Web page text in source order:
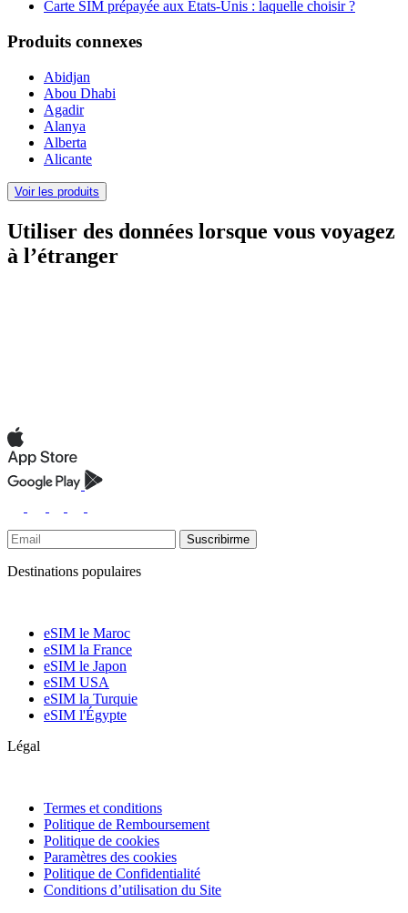
Carte SIM prépayée aux États-Unis : laquelle choisir ?
Produits connexes
Abidjan
Abou Dhabi
Agadir
Alanya
Alberta
Alicante
Voir les produits
Utiliser des données lorsque vous voyagez
à l’étranger
Suscribirme
Destinations populaires
eSIM le Maroc
eSIM la France
eSIM le Japon
eSIM USA
eSIM la Turquie
eSIM l'Égypte
Légal
Termes et conditions
Politique de Remboursement
Politique de cookies
Paramètres des cookies
Politique de Confidentialité
Conditions d’utilisation du Site